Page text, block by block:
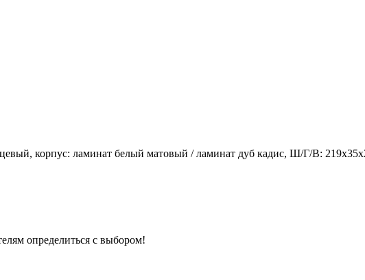
корпус: ламинат белый матовый / ламинат дуб кадис, Ш/Г/В:
определиться с выбором!